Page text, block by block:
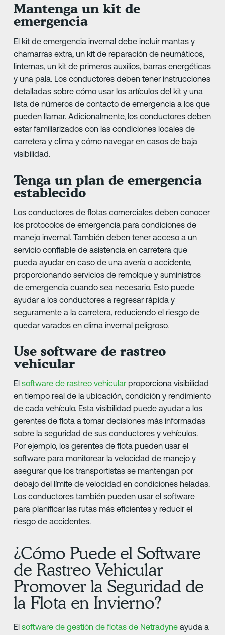
Mantenga un kit de
emergencia
El kit de emergencia invernal debe incluir mantas y
chamarras extra, un kit de reparación de neumáticos,
linternas, un kit de primeros auxilios, barras energéticas
y una pala. Los conductores deben tener instrucciones
detalladas sobre cómo usar los artículos del kit y una
lista de números de contacto de emergencia a los que
pueden llamar. Adicionalmente, los conductores deben
estar familiarizados con las condiciones locales de
carretera y clima y cómo navegar en casos de baja
visibilidad.
Tenga un plan de emergencia
establecido
Los conductores de flotas comerciales deben conocer
los protocolos de emergencia para condiciones de
manejo invernal. También deben tener acceso a un
servicio confiable de asistencia en carretera que
pueda ayudar en caso de una avería o accidente,
proporcionando servicios de remolque y suministros
de emergencia cuando sea necesario. Esto puede
ayudar a los conductores a regresar rápida y
seguramente a la carretera, reduciendo el riesgo de
quedar varados en clima invernal peligroso.
Use software de rastreo
vehicular
El software de rastreo vehicularproporciona visibilidad
en tiempo real de la ubicación, condición y rendimiento
de cada vehículo. Esta visibilidad puede ayudar a los
gerentes de flota a tomar decisiones más informadas
sobre la seguridad de sus conductores y vehículos.
Por ejemplo, los gerentes de flota pueden usar el
software para monitorear la velocidad de manejo y
asegurar que los transportistas se mantengan por
debajo del límite de velocidad en condiciones heladas.
Los conductores también pueden usar el software
para planificar las rutas más eficientes y reducir el
riesgo de accidentes.
¿Cómo Puede el Software
de Rastreo Vehicular
Promover la Seguridad de
la Flota en Invierno?
El software de gestión de flotas de Netradyneayuda a